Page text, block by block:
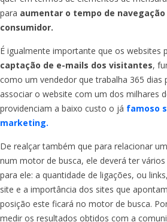
para aumentar o tempo de
consumidor.
É igualmente importante que os websites
captação de e-mails dos visitantes,
como um vendedor que trabalha 365 dias
associar o website com um dos milhares
providenciam a baixo custo o já famoso
marketing.
De realçar também que para relacionar
num motor de busca, ele deverá ter
para ele: a quantidade de ligações, ou
site e a importância dos sites que
posição este ficará no motor de busca.
medir os resultados obtidos com a